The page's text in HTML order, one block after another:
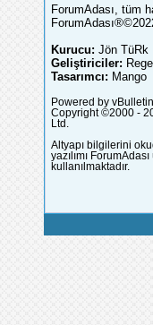
ForumAdası, tüm
Kurucu: Jön TüRk
Geliştiriciler:
Tasarımcı: Mango
Powered by
Copyright ©2000 -
Ltd.
Altyapı bilgilerini
yazılımı
kullanılmaktadır.